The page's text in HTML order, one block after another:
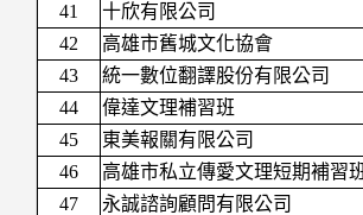
41
十欣有限公司
42
高雄市舊城文化協會
43
統一數位翻譯股份有限公司
44
偉達文理補習班
45
東美報關有限公司
46
高雄市私立傳愛文理短期補習
47
永誠諮詢顧問有限公司